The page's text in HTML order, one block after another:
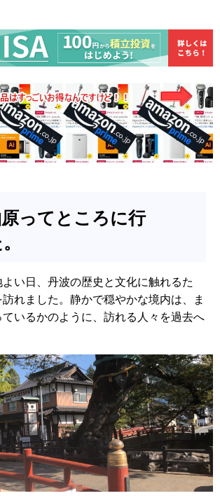
ってところに行
い日、丹波の歴史と文化に触れるた
れました。静かで穏やかな境内は、ま
いるかのように、訪れる人々を過去へ